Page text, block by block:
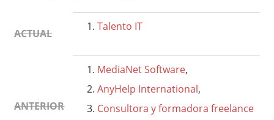
ACTUAL
Talento IT
ANTERIOR
MediaNet Software,
AnyHelp International,
Consultora y formadora freelance